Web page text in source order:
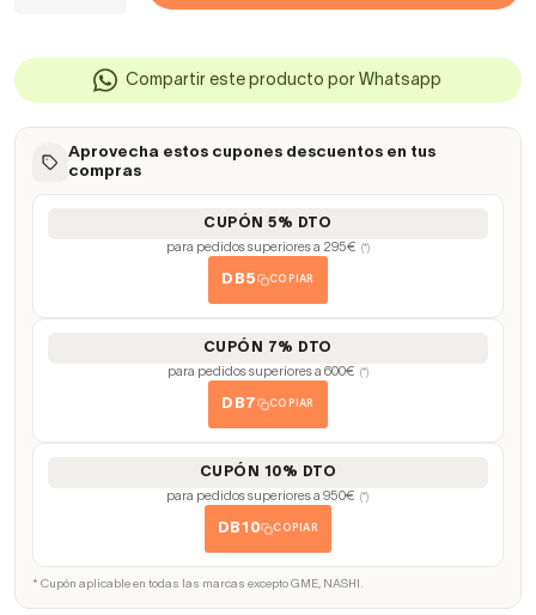
Compartir este producto por Whatsapp
Aprovecha estos cupones descuentos en tus
compras
CUPÓN 5% DTO
para pedidos superiores a 295€ (*)
DB5 COPIAR
CUPÓN 7% DTO
para pedidos superiores a 600€ (*)
DB7 COPIAR
CUPÓN 10% DTO
para pedidos superiores a 950€ (*)
DB10 COPIAR
* Cupón aplicable en todas las marcas excepto GME, NASHI.